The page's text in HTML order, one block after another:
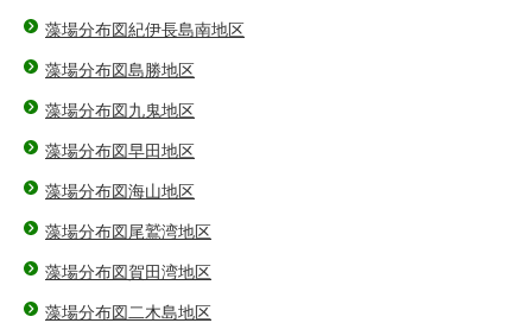
藻場分布図紀伊長島南地区
藻場分布図島勝地区
藻場分布図九鬼地区
藻場分布図早田地区
藻場分布図海山地区
藻場分布図尾鷲湾地区
藻場分布図賀田湾地区
藻場分布図二木島地区